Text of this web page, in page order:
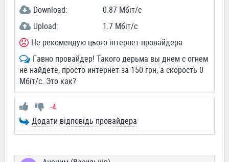
Download:
0.87 Мбіт/c
Upload:
1.7 Мбіт/c
Не рекомендую цього інтернет-провайдера
Гавно провайдер! Такого дерьма вы днем с огнем
не найдете, просто интернет за 150 грн, а скорость 0
Мбіт/с. Это как?
-4
Додати відповідь провайдера